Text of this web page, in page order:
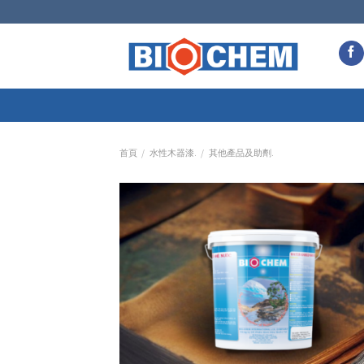
to
首頁 / 水性木器漆. / 其他產品及助劑.